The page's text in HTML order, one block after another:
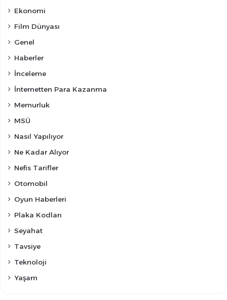
Ekonomi
Film Dünyası
Genel
Haberler
İnceleme
İnternetten Para Kazanma
Memurluk
MSÜ
Nasıl Yapılıyor
Ne Kadar Alıyor
Nefis Tarifler
Otomobil
Oyun Haberleri
Plaka Kodları
Seyahat
Tavsiye
Teknoloji
Yaşam